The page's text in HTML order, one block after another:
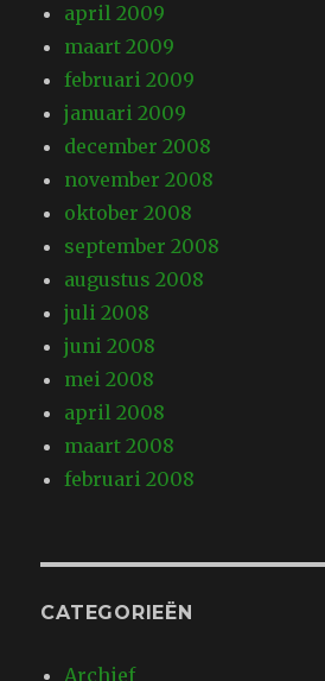
april 2009
maart 2009
februari 2009
januari 2009
december 2008
november 2008
oktober 2008
september 2008
augustus 2008
juli 2008
juni 2008
mei 2008
april 2008
maart 2008
februari 2008
CATEGORIEËN
Archief